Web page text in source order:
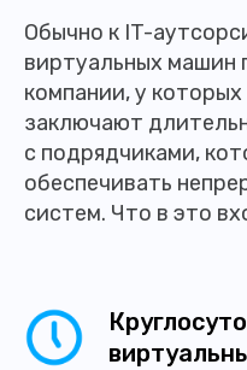
Обычно к IT-
виртуальных машин
компании, у
заключают
с подрядчиками,
обеспечивать
систем. Что в это